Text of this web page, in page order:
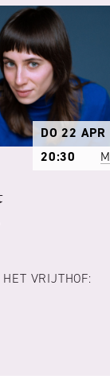
DO 22
20:30
VRIJTHOF: